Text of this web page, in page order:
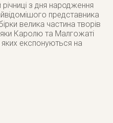
з дня народження
представника
велика частина творів
Каролю та Малгожаті
експонуються на